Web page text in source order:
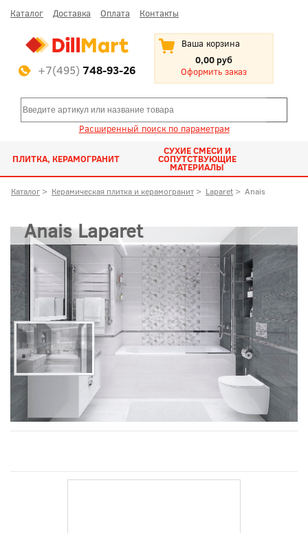
Каталог Доставка Оплата Контакты
+7(495) 748-93-26
Ваша корзина
0,00 руб
Оформить заказ
Расширенный поиск по параметрам
ПЛИТКА, КЕРАМОГРАНИТ
СУХИЕ СМЕСИ И
СОПУТСТВУЮЩИЕ
МАТЕРИАЛЫ
Каталог > Керамическая плитка и керамогранит > Laparet > Anais
Anais Laparet